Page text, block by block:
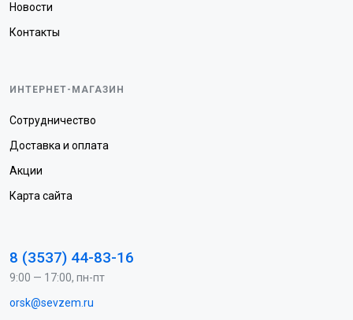
Новости
Контакты
ИНТЕРНЕТ-МАГАЗИН
Сотрудничество
Доставка и оплата
Акции
Карта сайта
8 (3537) 44-83-16
9:00 — 17:00, пн-пт
orsk@sevzem.ru